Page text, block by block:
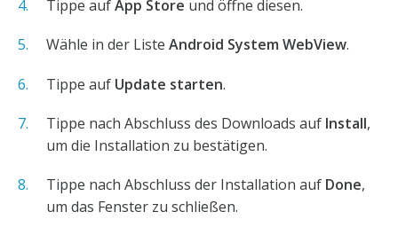
Tippe aufApp Store und öffne diesen.
Wähle in der Liste Android System WebView.
Tippe auf Update starten.
Tippe nach Abschluss des Downloads auf Install,
um die Installation zu bestätigen.
Tippe nach Abschluss der Installation auf Done,
um das Fenster zu schließen.